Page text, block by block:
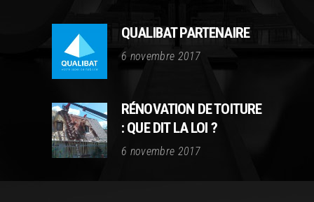
QUALIBAT PARTENAIRE
6 novembre 2017
RÉNOVATION DE TOITURE
: QUE DIT LA LOI ?
6 novembre 2017